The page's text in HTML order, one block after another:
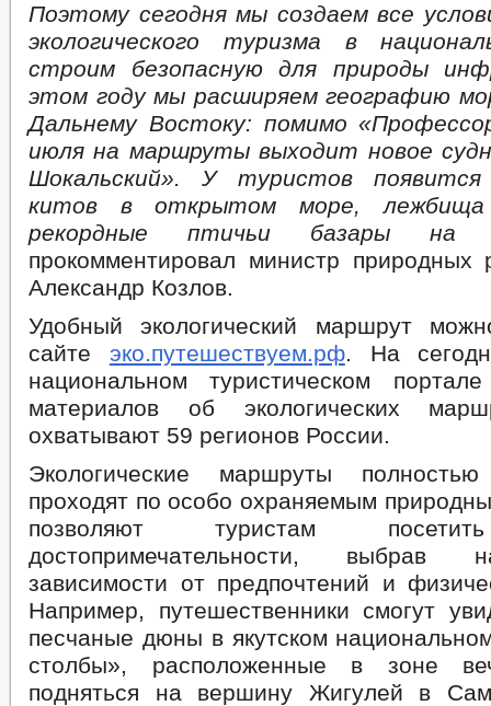
Поэтому сегодня мы создаем все
экологического туризма в
строим безопасную для природы
этом году мы расширяем географию
Дальнему Востоку: помимо
июля на маршруты выходит новое
Шокальский». У туристов
китов в открытом море, лежбища
рекордные птичьи базары на
прокомментировал министр природных
Александр Козлов.
Удобный экологический маршрут
сайте эко.путешествуем.рф. На
национальном туристическом
материалов об экологических
охватывают 59 регионов России.
Экологические маршруты
проходят по особо охраняемым
позволяют туристам
достопримечательности, выбрав
зависимости от предпочтений и
Например, путешественники смогут
песчаные дюны в якутском
столбы», расположенные в зоне
подняться на вершину Жигулей в